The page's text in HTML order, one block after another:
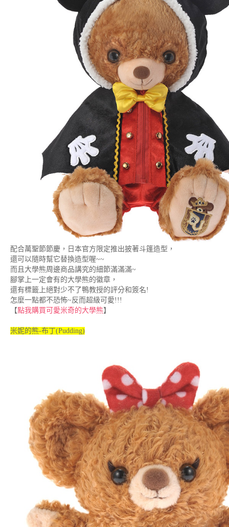
配合萬聖節節慶，日本官方限定推出披著斗篷造型，
還可以隨時幫它替換造型喔~~
而且大學熊周邊商品講究的細節滿滿滿~
腳掌上一定會有的大學熊的徽章，
還有標籤上絕對少不了鴨教授的評分和簽名!
怎麼一點都不恐怖~反而超級可愛!!!
【點我購買可愛米奇的大學熊】
米妮的熊-布丁(Pudding)